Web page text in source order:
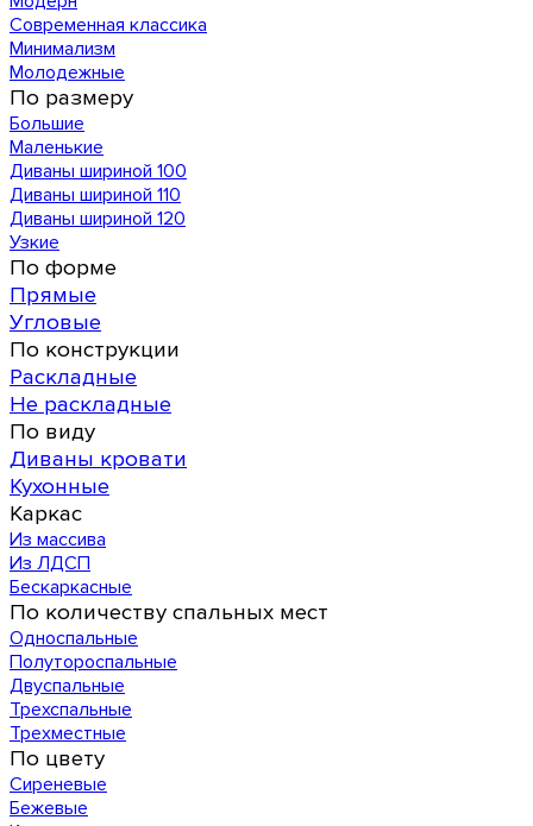
Современная классика
Минимализм
Молодежные
По размеру
Большие
Маленькие
Диваны шириной 100
Диваны шириной 110
Диваны шириной 120
Узкие
По форме
Прямые
Угловые
По конструкции
Раскладные
Не раскладные
По виду
Диваны кровати
Кухонные
Каркас
Из массива
Из ЛДСП
Бескаркасные
По количеству спальных мест
Односпальные
Полутороспальные
Двуспальные
Трехспальные
Трехместные
По цвету
Сиреневые
Бежевые